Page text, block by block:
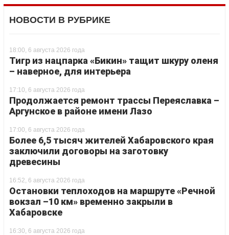
НОВОСТИ В РУБРИКЕ
18:00, 6 августа 2026 года
Тигр из нацпарка «Бикин» тащит шкуру оленя
– наверное, для интерьера
17:10, 6 августа 2026 года
Продолжается ремонт трассы Переяславка –
Аргунское в районе имени Лазо
17:00, 6 августа 2026 года
Более 6,5 тысяч жителей Хабаровского края
заключили договоры на заготовку
древесины
16:52, 6 августа 2026 года
Остановки теплоходов на маршруте «Речной
вокзал –10 км» временно закрыли в
Хабаровске
16:30, 6 августа 2026 года